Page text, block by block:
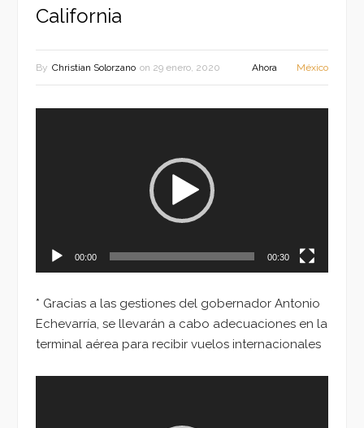
California
By Christian Solorzano on 29 enero, 2020 Ahora México
00:00 00:30
* Gracias a las gestiones del gobernador Antonio
Echevarría, se llevarán a cabo adecuaciones en la
terminal aérea para recibir vuelos internacionales